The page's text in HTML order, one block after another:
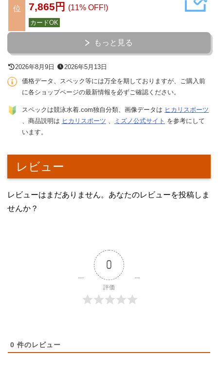
位
7,865円 (11% OFF!)
カードOK
もっと見る
2026年8月9日
2026年5月13日
価格データ、スペック等には万全を期しておりますが、ご購入前
に各ショップページの最新情報を必ずご確認ください。
スペックは競泳水着.com独自分類、画像データは ヒカリスポーツ
、商品説明は ヒカリスポーツ ミズノ公式サイト を参考にして
います。
レビュー
レビューはまだありません。あなたのレビューを投稿しま
せんか？
0
評価
0 件のレビュー